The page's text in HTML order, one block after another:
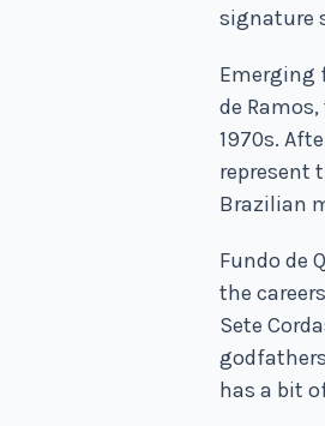
signature
Emerging
de
1970s.
represent
Brazilian
Fundo de
the
Sete
has a bit